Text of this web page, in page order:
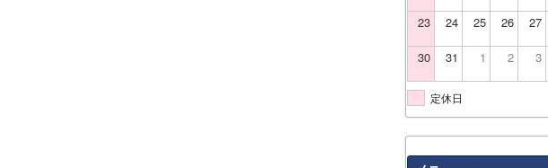
23 24 25 26 27
30 31 1 2 3
定休日